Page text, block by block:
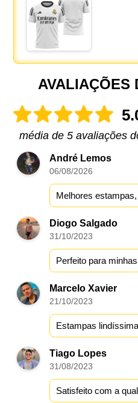
AVALIAÇÕES
média de 5 avaliações
André Lemos
06/08/2026
Melhores
Diogo Salgado
31/10/2023
Perfeito para
Marcelo Xavier
21/10/2023
Estampas
Tiago Lopes
31/08/2023
Satisfeito com a